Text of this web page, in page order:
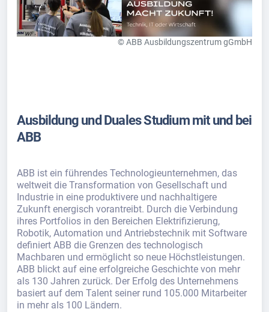
© ABB Ausbildungszentrum gGmbH
Ausbildung und Duales Studium mit und bei
ABB
ABB ist ein führendes Technologieunternehmen, das
weltweit die Transformation von Gesellschaft und
Industrie in eine produktivere und nachhaltigere
Zukunft energisch vorantreibt. Durch die Verbindung
ihres Portfolios in den Bereichen Elektrifizierung,
Robotik, Automation und Antriebstechnik mit Software
definiert ABB die Grenzen des technologisch
Machbaren und ermöglicht so neue Höchstleistungen.
ABB blickt auf eine erfolgreiche Geschichte von mehr
als 130 Jahren zurück. Der Erfolg des Unternehmens
basiert auf dem Talent seiner rund 105.000 Mitarbeiter
in mehr als 100 Ländern.